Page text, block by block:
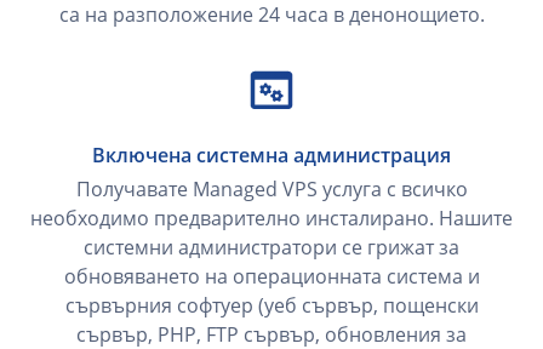
са на разположение 24 часа в денонощието.
Включена системна администрация
Получавате Managed VPS услуга с всичко
необходимо предварително инсталирано. Нашите
системни администратори се грижат за
обновяването на операционната система и
сървърния софтуер (уеб сървър, пощенски
сървър, PHP, FTP сървър, обновления за